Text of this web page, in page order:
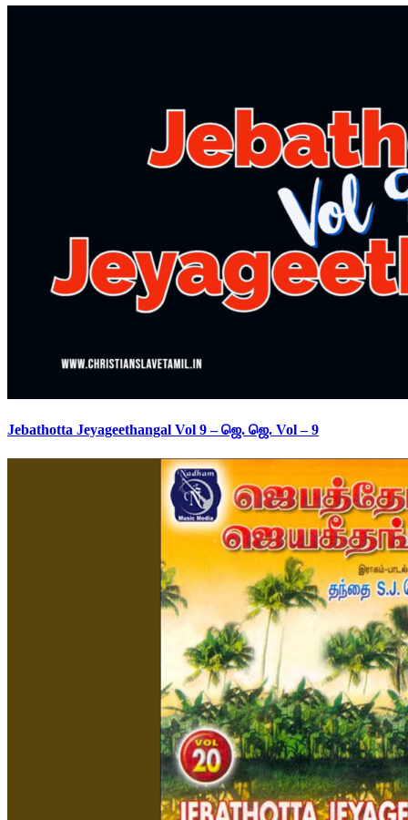
Jebathotta Jeyageethangal Vol 9 – ஜெ. ஜெ. Vol – 9